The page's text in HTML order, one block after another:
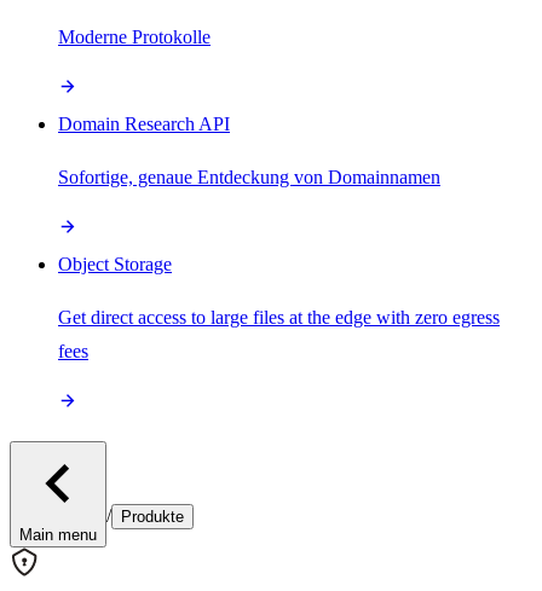
Moderne Protokolle
Domain Research API
Sofortige, genaue Entdeckung von Domainnamen
Object Storage
Get direct access to large files at the edge with zero egress
fees
Main menu
/ Produkte